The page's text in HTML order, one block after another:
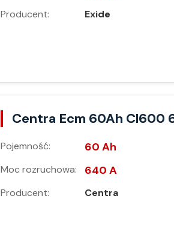
Producent: Exide
Centra Ecm 60Ah Cl600
Pojemność: 60 Ah
Moc rozruchowa: 640 A
Producent: Centra